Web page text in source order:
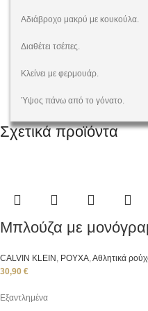
Αδιάβροχο μακρύ με κουκούλα.
Διαθέτει τσέπες.
Κλείνει με φερμουάρ.
Ύψος πάνω από το γόνατο.
Σχετικά προϊόντα
Μπλούζα με
CALVIN KLEIN , ΡΟΥΧΑ,Αθλητικά
30,90 €
Εξαντλημένα